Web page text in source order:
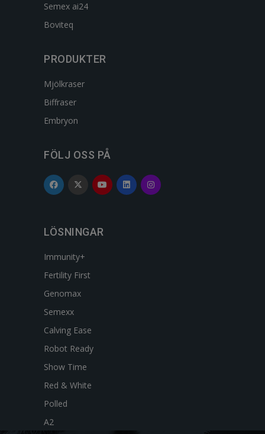
Semex ai24
Boviteq
PRODUKTER
Mjölkraser
Biffraser
Embryon
FÖLJ OSS PÅ
LÖSNINGAR
Immunity+
Fertility First
Genomax
Semexx
Calving Ease
Robot Ready
Show Time
Red & White
Polled
A2